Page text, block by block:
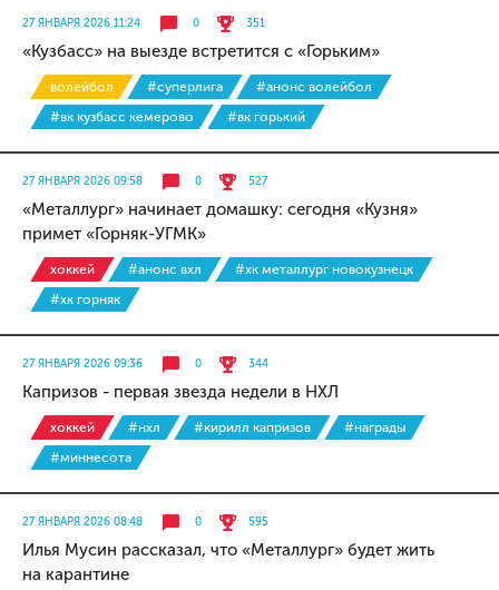
27 ЯНВАРЯ 2026 11:24 0 351
«Кузбасс» на выезде встретится с «Горьким»
волейбол #суперлига
#анонс волейбол
#вк кузбасс кемерово
#вк горький
27 ЯНВАРЯ 2026 09:58 0 527
«Металлург» начинает домашку: сегодня «Кузня»
примет «Горняк-УГМК»
хоккей #анонс вхл
#хк металлург новокузнецк
#хк горняк
27 ЯНВАРЯ 2026 09:36 0 344
Капризов - первая звезда недели в НХЛ
хоккей #нхл #кирилл капризов
#награды
#миннесота
27 ЯНВАРЯ 2026 08:48 0 595
Илья Мусин рассказал, что «Металлург» будет жить
на карантине